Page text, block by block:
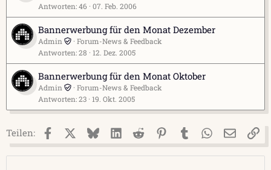
Antworten 46 07. Feb. 2006
Bannerwerbung für den Monat Dezember
Admin
Forum-News & Feedback
Antworten 28 12. Dez. 2005
Bannerwerbung für den Monat Oktober
Admin
Forum-News & Feedback
Antworten 23 19. Okt. 2005
Teilen: FacebookX (Twitter)
BlueskyLinkedIn
Reddit PinterestTumblr WhatsApp
E-Mail